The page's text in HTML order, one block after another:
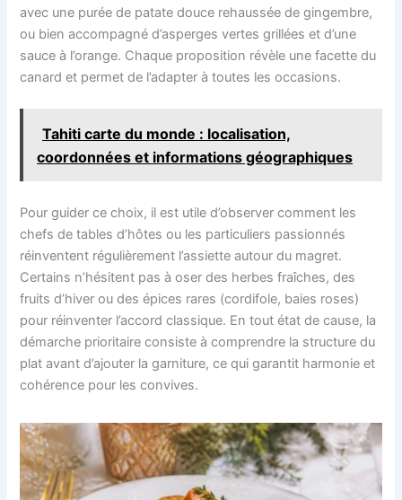
avec une purée de patate douce rehaussée de gingembre,
ou bien accompagné d’asperges vertes grillées et d’une
sauce à l’orange. Chaque proposition révèle une facette du
canard et permet de l’adapter à toutes les occasions.
Tahiti carte du monde : localisation,
coordonnées et informations géographiques
Pour guider ce choix, il est utile d’observer comment les
chefs de tables d’hôtes ou les particuliers passionnés
réinventent régulièrement l’assiette autour du magret.
Certains n’hésitent pas à oser des herbes fraîches, des
fruits d’hiver ou des épices rares (cordifole, baies roses)
pour réinventer l’accord classique. En tout état de cause, la
démarche prioritaire consiste à comprendre la structure du
plat avant d’ajouter la garniture, ce qui garantit harmonie et
cohérence pour les convives.